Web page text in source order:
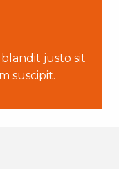
justo sit
suscipit.